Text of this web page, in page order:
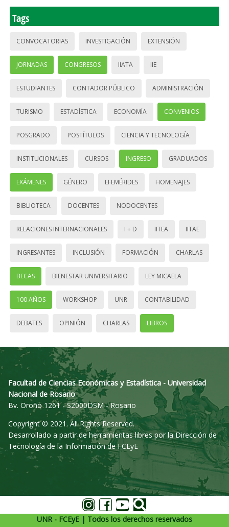
Tags
CONVOCATORIAS INVESTIGACIÓN EXTENSIÓN
JORNADAS CONGRESOS IIATA IIE
ESTUDIANTES CONTADOR PÚBLICO ADMINISTRACIÓN
TURISMO ESTADÍSTICA ECONOMÍA CONVENIOS
POSGRADO POSTÍTULOS CIENCIA Y TECNOLOGÍA
INSTITUCIONALES CURSOS INGRESO GRADUADOS
EXÁMENES GÉNERO EFEMÉRIDES HOMENAJES
BIBLIOTECA DOCENTES NODOCENTES
RELACIONES INTERNACIONALES I + D IITEA IITAE
INGRESANTES INCLUSIÓN FORMACIÓN CHARLAS
BECAS BIENESTAR UNIVERSITARIO LEY MICAELA
100 AÑOS WORKSHOP UNR CONTABILIDAD
DEBATES OPINIÓN CHARLAS LIBROS
Facultad de Ciencias Económicas y Estadística - Universidad
Nacional de Rosario
Bv. Oroño 1261 - S2000DSM - Rosario
Copyright © 2021. All Rights Reserved.
Desarrollado a partir de herramientas libres por la Dirección de
Tecnología de la Información de FCEyE
UNR - FCEyE | Todos los derechos reservados